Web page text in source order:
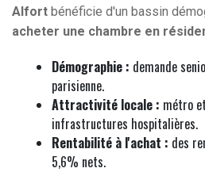
Alfort bénéficie d'un bassin
acheter une chambre en
Démographie : demande
parisienne.
Attractivité locale : métro
infrastructures hospitalières.
Rentabilité à l'achat : des
5,6% nets.